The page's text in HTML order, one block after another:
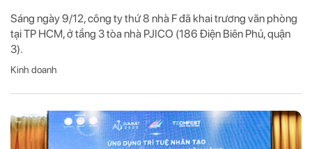
Sáng ngày 9/12, công ty thứ 8 nhà F đã khai trương văn phòng
tại TP HCM, ở tầng 3 tòa nhà PJICO (186 Điện Biên Phủ, quận
3).
Kinh doanh